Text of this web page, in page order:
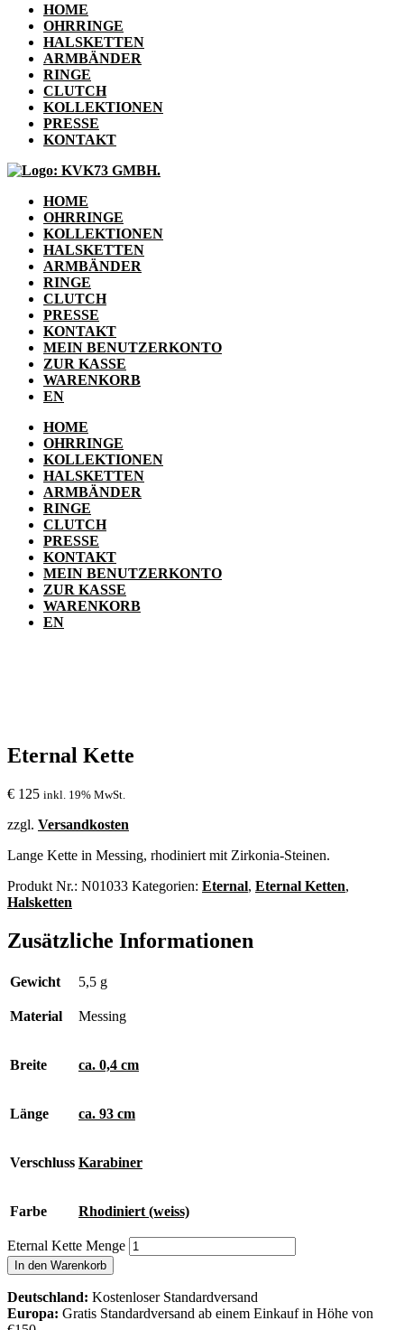
HOME
OHRRINGE
HALSKETTEN
ARMBÄNDER
RINGE
CLUTCH
KOLLEKTIONEN
PRESSE
KONTAKT
HOME
OHRRINGE
KOLLEKTIONEN
HALSKETTEN
ARMBÄNDER
RINGE
CLUTCH
PRESSE
KONTAKT
MEIN BENUTZERKONTO
ZUR KASSE
WARENKORB
EN
HOME
OHRRINGE
KOLLEKTIONEN
HALSKETTEN
ARMBÄNDER
RINGE
CLUTCH
PRESSE
KONTAKT
MEIN BENUTZERKONTO
ZUR KASSE
WARENKORB
EN
Eternal Kette
€ 125 inkl. 19% MwSt.
zzgl. Versandkosten
Lange Kette in Messing, rhodiniert mit Zirkonia-Steinen.
Produkt Nr.: N01033 Kategorien: Eternal, Eternal Ketten,
Halsketten
Zusätzliche Informationen
Gewicht 5,5 g
Material Messing
Breite ca. 0,4 cm
Länge ca. 93 cm
Verschluss Karabiner
Farbe Rhodiniert (weiss)
Eternal Kette Menge
In den Warenkorb
Deutschland: Kostenloser Standardversand
Europa: Gratis Standardversand ab einem Einkauf in Höhe von